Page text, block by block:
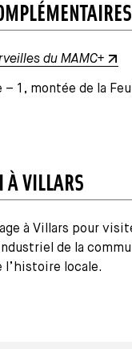
du MAMC+
– 1, montée de la
À VILLARS
à Villars pour
de la
l’histoire locale.